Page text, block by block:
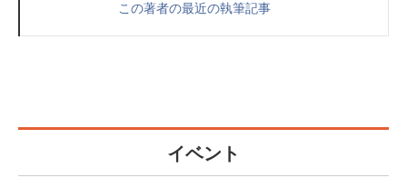
この著者の最近の執筆記事
イベント